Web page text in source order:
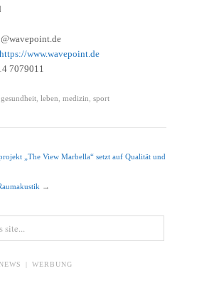
https://www.wavepoint.de
7079011
gesundheit leben medizin sport
„The View Marbella“ setzt auf Qualität und
→
| WERBUNG